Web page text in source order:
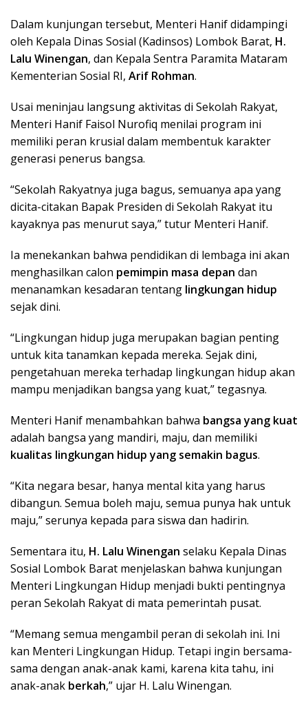
Dalam kunjungan tersebut, Menteri Hanif didampingi
oleh Kepala Dinas Sosial (Kadinsos) Lombok Barat, H.
Lalu Winengan, dan Kepala Sentra Paramita Mataram
Kementerian Sosial RI, Arif Rohman.
Usai meninjau langsung aktivitas di Sekolah Rakyat,
Menteri Hanif Faisol Nurofiq menilai program ini
memiliki peran krusial dalam membentuk karakter
generasi penerus bangsa.
“Sekolah Rakyatnya juga bagus, semuanya apa yang
dicita-citakan Bapak Presiden di Sekolah Rakyat itu
kayaknya pas menurut saya,” tutur Menteri Hanif.
Ia menekankan bahwa pendidikan di lembaga ini akan
menghasilkan calon pemimpin masa depan dan
menanamkan kesadaran tentang lingkungan hidup
sejak dini.
“Lingkungan hidup juga merupakan bagian penting
untuk kita tanamkan kepada mereka. Sejak dini,
pengetahuan mereka terhadap lingkungan hidup akan
mampu menjadikan bangsa yang kuat,” tegasnya.
Menteri Hanif menambahkan bahwa bangsa yang kuat
adalah bangsa yang mandiri, maju, dan memiliki
kualitas lingkungan hidup yang semakin bagus.
“Kita negara besar, hanya mental kita yang harus
dibangun. Semua boleh maju, semua punya hak untuk
maju,” serunya kepada para siswa dan hadirin.
Sementara itu, H. Lalu Winengan selaku Kepala Dinas
Sosial Lombok Barat menjelaskan bahwa kunjungan
Menteri Lingkungan Hidup menjadi bukti pentingnya
peran Sekolah Rakyat di mata pemerintah pusat.
“Memang semua mengambil peran di sekolah ini. Ini
kan Menteri Lingkungan Hidup. Tetapi ingin bersama-
sama dengan anak-anak kami, karena kita tahu, ini
anak-anak berkah,” ujar H. Lalu Winengan.